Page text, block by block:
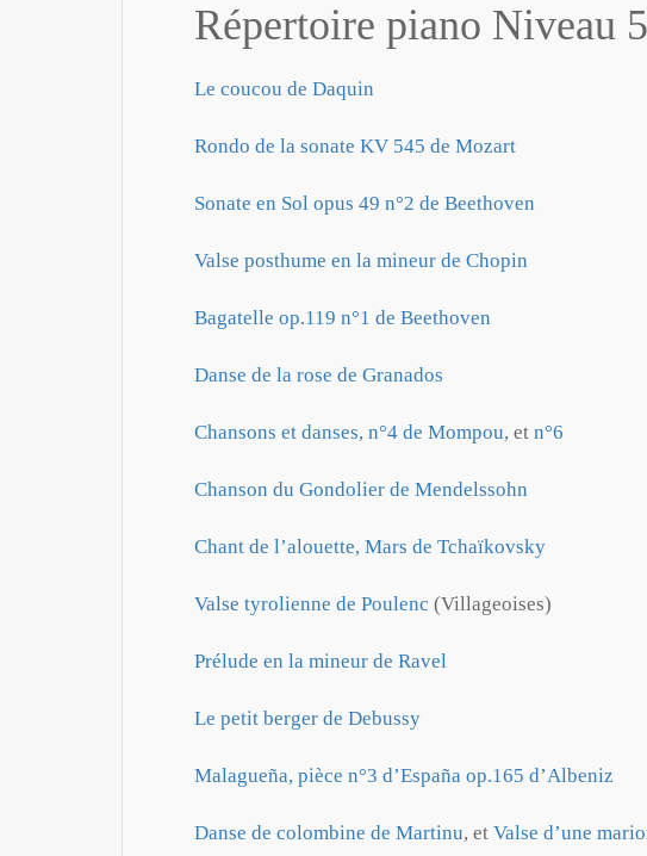
Répertoire piano Niveau
Le coucou de Daquin
Rondo de la sonate KV 545 de Mozart
Sonate en Sol opus 49 n°2 de Beethoven
Valse posthume en la mineur de Chopin
Bagatelle op.119 n°1 de Beethoven
Danse de la rose de Granados
Chansons et danses, n°4 de Mompou, et n°6
Chanson du Gondolier de Mendelssohn
Chant de l’alouette, Mars de Tchaïkovsky
Valse tyrolienne de Poulenc (Villageoises)
Prélude en la mineur de Ravel
Le petit berger de Debussy
Malagueña, pièce n°3 d’España op.165 d’Albeniz
Danse de colombine de Martinu, et Valse d’une